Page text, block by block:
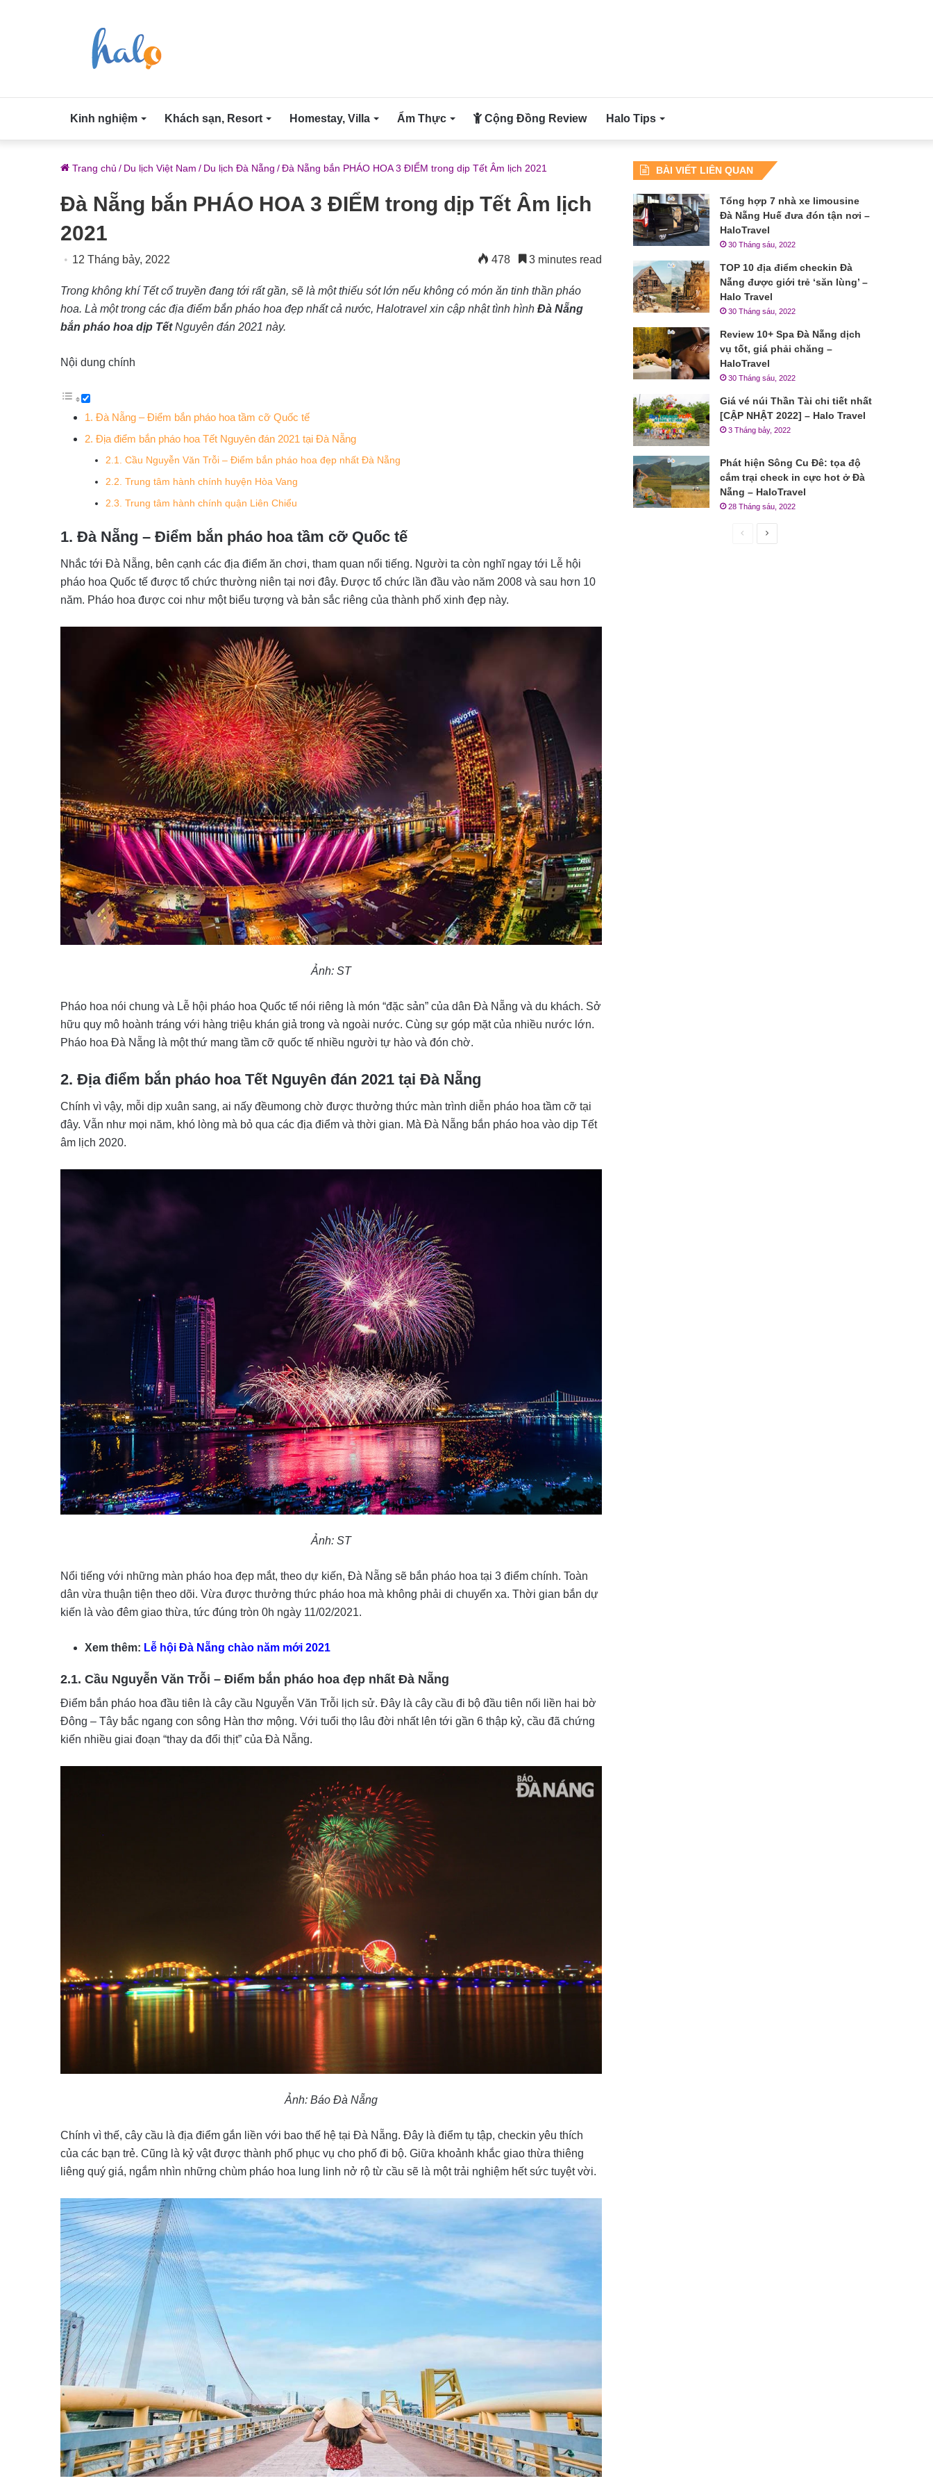
Kinh nghiệm Khách sạn, Resort Homestay, Villa Ẩm Thực Cộng Đồng Review Halo Tips
Trang chủ / Du lịch Việt Nam / Du lịch Đà Nẵng /Đà Nẵng bắn PHÁO HOA 3 ĐIỂM trong dịp Tết Âm lịch 2021
Đà Nẵng bắn PHÁO HOA 3 ĐIỂM trong dịp Tết Âm lịch
2021
12 Tháng bảy, 2022 478 3 minutes read
Trong không khí Tết cổ truyền đang tới rất gần, sẽ là một thiếu sót lớn nếu không có món ăn tinh thần pháo
hoa. Là một trong các địa điểm bắn pháo hoa đẹp nhất cả nước, Halotravel xin cập nhật tình hình Đà Nẵng
bắn pháo hoa dịp TếtNguyên đán 2021 này.
Nội dung chính
1. Đà Nẵng – Điểm bắn pháo hoa tầm cỡ Quốc tế
2. Địa điểm bắn pháo hoa Tết Nguyên đán 2021 tại Đà Nẵng
2.1. Cầu Nguyễn Văn Trỗi – Điểm bắn pháo hoa đẹp nhất Đà Nẵng
2.2. Trung tâm hành chính huyện Hòa Vang
2.3. Trung tâm hành chính quận Liên Chiểu
1. Đà Nẵng – Điểm bắn pháo hoa tầm cỡ Quốc tế
Nhắc tới Đà Nẵng, bên cạnh các địa điểm ăn chơi, tham quan nổi tiếng. Người ta còn nghĩ ngay tới Lễ hội
pháo hoa Quốc tế được tổ chức thường niên tại nơi đây. Được tổ chức lần đầu vào năm 2008 và sau hơn 10
năm. Pháo hoa được coi như một biểu tượng và bản sắc riêng của thành phố xinh đẹp này.
Ảnh: ST
Pháo hoa nói chung và Lễ hội pháo hoa Quốc tế nói riêng là món “đặc sản” của dân Đà Nẵng và du khách. Sở
hữu quy mô hoành tráng với hàng triệu khán giả trong và ngoài nước. Cùng sự góp mặt của nhiều nước lớn.
Pháo hoa Đà Nẵng là một thứ mang tầm cỡ quốc tế nhiều người tự hào và đón chờ.
2. Địa điểm bắn pháo hoa Tết Nguyên đán 2021 tại Đà Nẵng
Chính vì vậy, mỗi dịp xuân sang, ai nấy đềumong chờ được thưởng thức màn trình diễn pháo hoa tầm cỡ tại
đây. Vẫn như mọi năm, khó lòng mà bỏ qua các địa điểm và thời gian. Mà Đà Nẵng bắn pháo hoa vào dịp Tết
âm lịch 2020.
Ảnh: ST
Nổi tiếng với những màn pháo hoa đẹp mắt, theo dự kiến, Đà Nẵng sẽ bắn pháo hoa tại 3 điểm chính. Toàn
dân vừa thuận tiện theo dõi. Vừa được thưởng thức pháo hoa mà không phải di chuyển xa. Thời gian bắn dự
kiến là vào đêm giao thừa, tức đúng tròn 0h ngày 11/02/2021.
Xem thêm: Lễ hội Đà Nẵng chào năm mới 2021
2.1. Cầu Nguyễn Văn Trỗi – Điểm bắn pháo hoa đẹp nhất Đà Nẵng
Điểm bắn pháo hoa đầu tiên là cây cầu Nguyễn Văn Trỗi lịch sử. Đây là cây cầu đi bộ đầu tiên nối liền hai bờ
Đông – Tây bắc ngang con sông Hàn thơ mộng. Với tuổi thọ lâu đời nhất lên tới gần 6 thập kỷ, cầu đã chứng
kiến nhiều giai đoạn “thay da đổi thịt” của Đà Nẵng.
Ảnh: Báo Đà Nẵng
Chính vì thế, cây cầu là địa điểm gắn liền với bao thế hệ tại Đà Nẵng. Đây là điểm tụ tập, checkin yêu thích
của các bạn trẻ. Cũng là kỷ vật được thành phố phục vụ cho phố đi bộ. Giữa khoảnh khắc giao thừa thiêng
liêng quý giá, ngắm nhìn những chùm pháo hoa lung linh nở rộ từ cầu sẽ là một trải nghiệm hết sức tuyệt vời.
BÀI VIẾT LIÊN QUAN
Tổng hợp 7 nhà xe limousine
Đà Nẵng Huế đưa đón tận nơi –
HaloTravel
30 Tháng sáu, 2022
TOP 10 địa điểm checkin Đà
Nẵng được giới trẻ ‘săn lùng’ –
Halo Travel
30 Tháng sáu, 2022
Review 10+ Spa Đà Nẵng dịch
vụ tốt, giá phải chăng –
HaloTravel
30 Tháng sáu, 2022
Giá vé núi Thần Tài chi tiết nhất
[CẬP NHẬT 2022] – Halo Travel
3 Tháng bảy, 2022
Phát hiện Sông Cu Đê: tọa độ
cắm trại check in cực hot ở Đà
Nẵng – HaloTravel
28 Tháng sáu, 2022
Trang